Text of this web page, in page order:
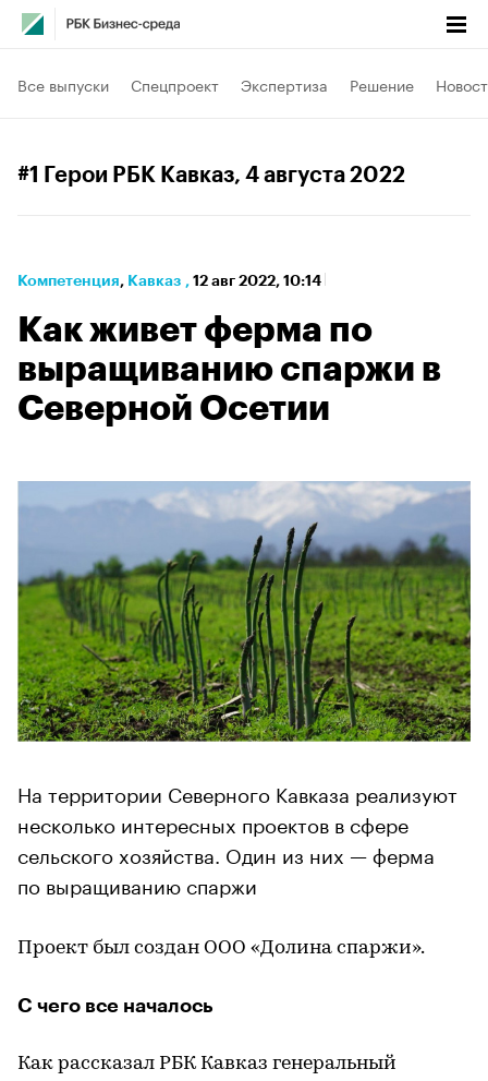
Все выпуски Спецпроект Экспертиза Решение
#1 Герои РБК Кавказ, 4 августа 2022
Компетенция⁠, Кавказ , 12 авг 2022, 10:14
Как живет ферма по
выращиванию спаржи в
Северной Осетии
На территории Северного Кавказа реализуют
несколько интересных проектов в сфере
сельского хозяйства. Один из них — ферма
по выращиванию спаржи
Проект был создан ООО «Долина спаржи».
С чего все началось
Как рассказал РБК Кавказ генеральный